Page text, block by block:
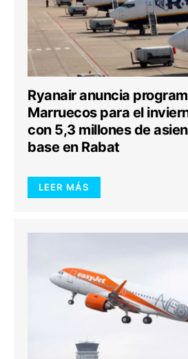
Ryanair anuncia
Marruecos para el
con 5,3 millones de
base en Rabat
LEER MÁS